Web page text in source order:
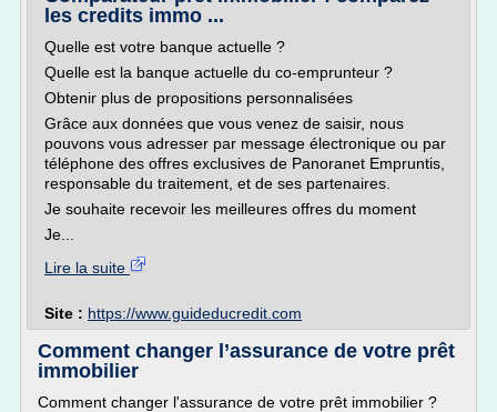
les credits immo ...
Quelle est votre banque actuelle ?
Quelle est la banque actuelle du co-emprunteur ?
Obtenir plus de propositions personnalisées
Grâce aux données que vous venez de saisir, nous
pouvons vous adresser par message électronique ou par
téléphone des offres exclusives de Panoranet Empruntis,
responsable du traitement, et de ses partenaires.
Je souhaite recevoir les meilleures offres du moment
Je...
Lire la suite
Site : https://www.guideducredit.com
Comment changer l’assurance de votre prêt
immobilier
Comment changer l'assurance de votre prêt immobilier ?